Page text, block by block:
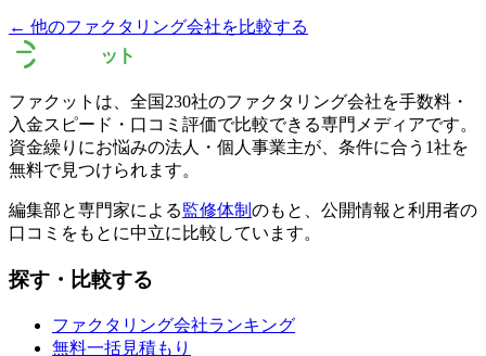
← 他のファクタリング会社を比較する
ファクットは、全国230社のファクタリング会社を手数料・
入金スピード・口コミ評価で比較できる専門メディアです。
資金繰りにお悩みの法人・個人事業主が、条件に合う1社を
無料で見つけられます。
編集部と専門家による監修体制 のもと、公開情報と利用者の
口コミをもとに中立に比較しています。
探す・比較する
ファクタリング会社ランキング
無料一括見積もり